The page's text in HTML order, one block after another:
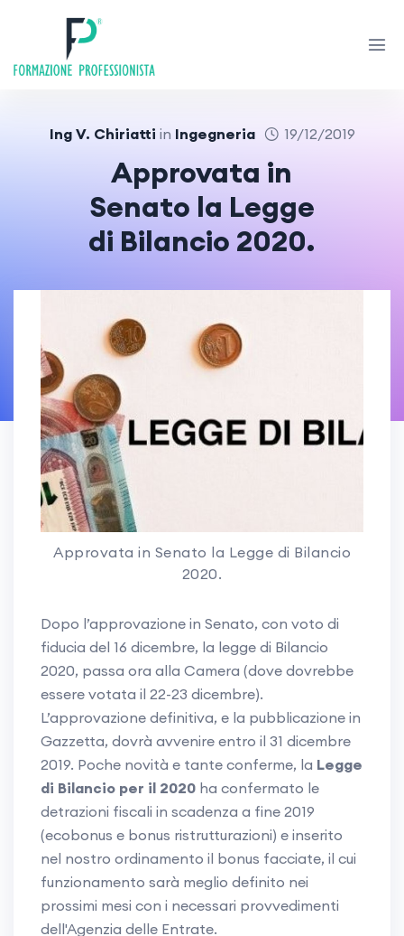
Ing V. Chiriatti in Ingegneria 19/12/2019
Approvata in
Senato la Legge
di Bilancio 2020.
Approvata in Senato la Legge di Bilancio
2020.
Dopo l’approvazione in Senato, con voto di
fiducia del 16 dicembre, la legge di Bilancio
2020, passa ora alla Camera (dove dovrebbe
essere votata il 22-23 dicembre).
L’approvazione definitiva, e la pubblicazione in
Gazzetta, dovrà avvenire entro il 31 dicembre
2019. Poche novità e tante conferme, la Legge
di Bilancio per il 2020 ha confermato le
detrazioni fiscali in scadenza a fine 2019
(ecobonus e bonus ristrutturazioni) e inserito
nel nostro ordinamento il bonus facciate, il cui
funzionamento sarà meglio definito nei
prossimi mesi con i necessari provvedimenti
dell'Agenzia delle Entrate.